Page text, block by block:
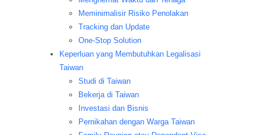
Meminimalisir Risiko Penolakan
Tracking dan Update
One-Stop Solution
Keperluan yang Membutuhkan Legalisasi
Taiwan
Studi di Taiwan
Bekerja di Taiwan
Investasi dan Bisnis
Pernikahan dengan Warga Taiwan